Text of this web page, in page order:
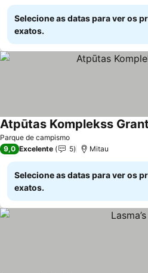
Selecione as datas para ver os
exatos.
Parque de campismo
Atpūtas Komplekss
9,0 Excelente 5 Mitau
Selecione as datas para ver os
exatos.